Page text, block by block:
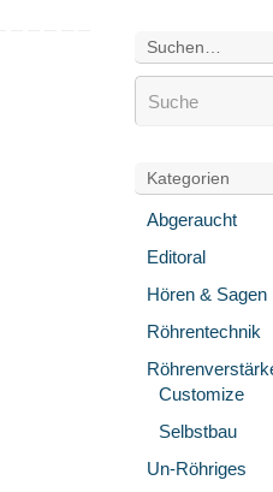
Suchen…
Kategorien
Abgeraucht
Editoral
Hören & Sagen
Röhrentechnik
Customize
Selbstbau
Un-Röhriges